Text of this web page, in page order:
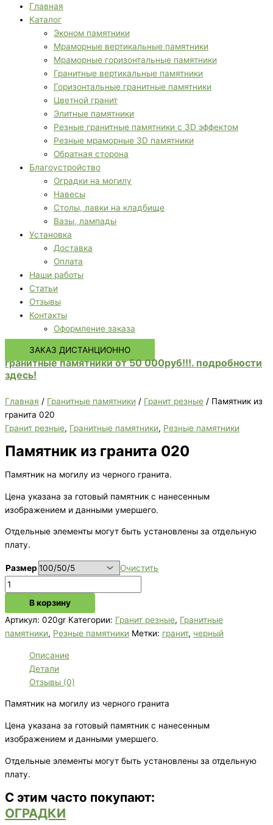
Главная
Каталог
Эконом памятники
Мраморные вертикальные памятники
Мраморные горизонтальные памятники
Гранитные вертикальные памятники
Горизонтальные гранитные памятники
Цветной гранит
Элитные памятники
Резные гранитные памятники с 3D эффектом
Резные мраморные 3D памятники
Обратная сторона
Благоустройство
Оградки на могилу
Навесы
Столы, лавки на кладбище
Вазы, лампады
Установка
Доставка
Оплата
Наши работы
Статьи
Отзывы
Контакты
Оформление заказа
ЗАКАЗ ДИСТАНЦИОННО
гранитные памятники от 50 000руб!!!. подробности
здесь!
Главная / Гранитные памятники / Гранит резные / Памятник из
гранита 020
Гранит резные, Гранитные памятники, Резные памятники
Памятник из гранита 020
Памятник на могилу из черного гранита.
Цена указана за готовый памятник с нанесенным
изображением и данными умершего.
Отдельные элементы могут быть установлены за отдельную
плату.
Размер Очистить
В корзину
Артикул: 020gr Категории: Гранит резные, Гранитные
памятники, Резные памятники Метки: гранит, черный
Описание
Детали
Отзывы (0)
Памятник на могилу из черного гранита
Цена указана за готовый памятник с нанесенным
изображением и данными умершего.
Отдельные элементы могут быть установлены за отдельную
плату.
С этим часто покупают:
ОГРАДКИ